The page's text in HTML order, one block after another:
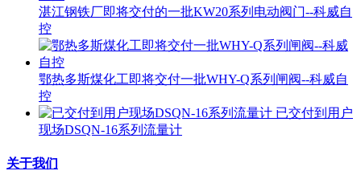
湛江钢铁厂即将交付的一批KW20系列电动阀门--科威自
控
鄂热多斯煤化工即将交付一批WHY-Q系列闸阀--科威自
控
已交付到用户
现场DSQN-16系列流量计
关于我们